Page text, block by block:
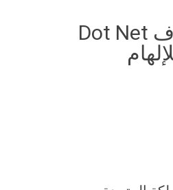
نموذج استئناف Dot Net